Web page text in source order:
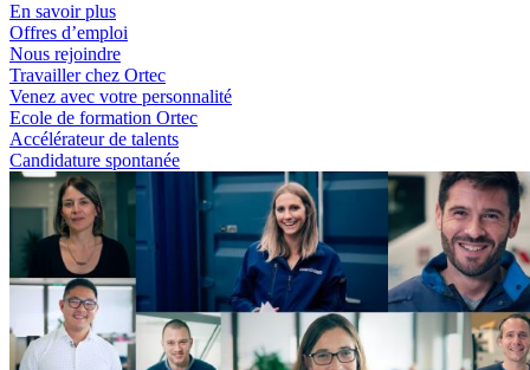
En savoir plus
Offres d’emploi
Nous rejoindre
Travailler chez Ortec
Venez avec votre personnalité
Ecole de formation Ortec
Accélérateur de talents
Candidature spontanée